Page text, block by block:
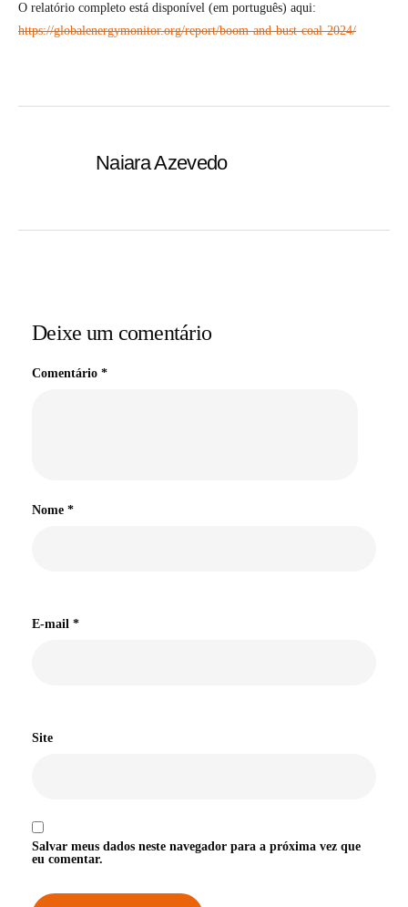
O relatório completo está disponível (em português) aqui:
https://globalenergymonitor.org/report/boom-and-bust-coal-2024/
Naiara Azevedo
Deixe um comentário
Comentário *
Nome *
E-mail *
Site
Salvar meus dados neste navegador para a próxima vez que
eu comentar.